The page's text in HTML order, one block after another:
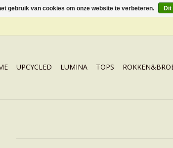
UPCYCLED LUMINA TOPS
gebruik van cookies om onze website te verbeteren.